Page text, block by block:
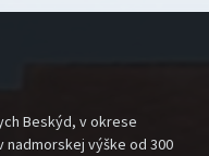
Beskýd, v okrese
výške od 300